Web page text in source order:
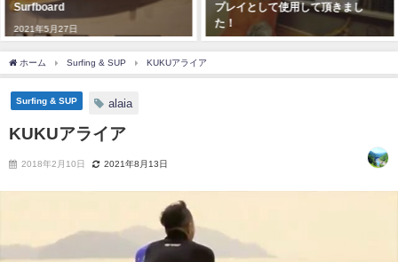
Surfboard
2021年5月27日
プレイとして使用して頂きまし
た！
ホーム Surfing & SUP KUKUアライア
Surfing & SUP alaia
KUKUアライア
2018年2月10日 2021年8月13日